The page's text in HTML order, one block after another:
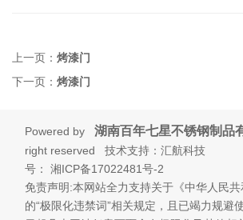
上一页： 烤漆门
下一页： 烤漆门
Powered by湖南百年七星不锈钢制品
right reserved 技术支持：汇航
号：湘ICP备17022481号-2
免责声明:本网站全力支持关于《中华人民
的“极限化违禁词”相关规定，且已竭力规避